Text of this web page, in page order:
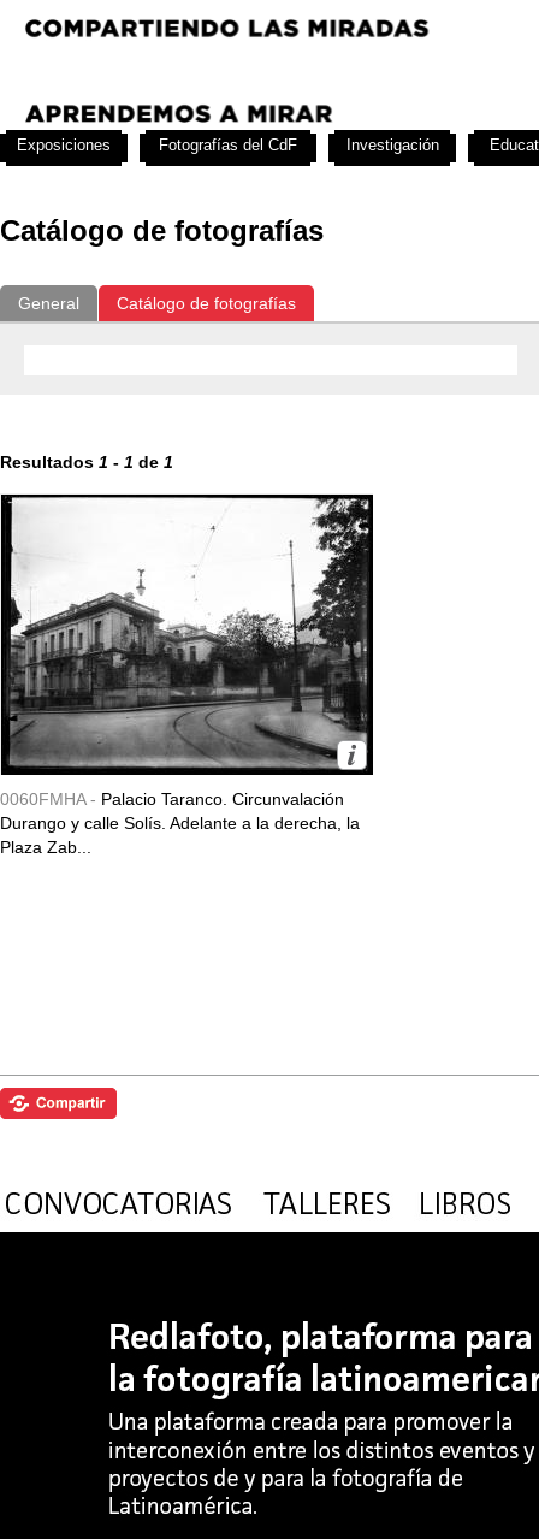
Catálogo de fotografías
General Catálogo de fotografías
Resultados 1 - 1 de 1
0060FMHA - Palacio Taranco. Circunvalación
Durango y calle Solís. Adelante a la derecha, la
Plaza Zab...
Exposiciones Fotografías del CdF Investigación